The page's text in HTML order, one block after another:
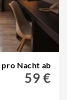
pro Nacht ab
59 €